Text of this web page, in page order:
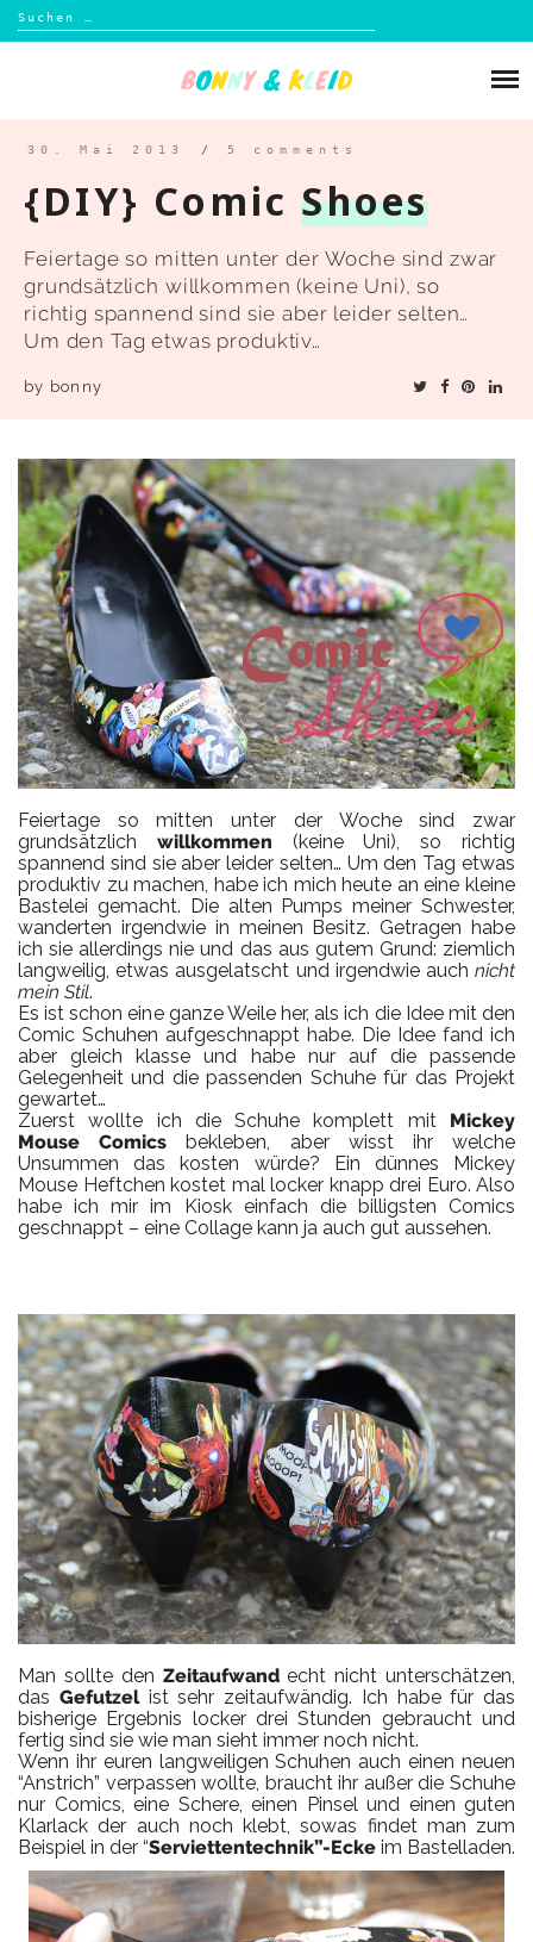
Suchen
nach:
Shop
Kontakt
30. Mai 2013 / 5 comments
{DIY} ComicShoes
Feiertage so mitten unter der Woche sind zwar
grundsätzlich willkommen (keine Uni), so
richtig spannend sind sie aber leider selten…
Um den Tag etwas produktiv…
by bonny
Feiertage so mitten unter der Woche sind zwar
grundsätzlich willkommen (keine Uni), so richtig
spannend sind sie aber leider selten… Um den Tag etwas
produktiv zu machen, habe ich mich heute an eine kleine
Bastelei gemacht. Die alten Pumps meiner Schwester,
wanderten irgendwie in meinen Besitz. Getragen habe
ich sie allerdings nie und das aus gutem Grund: ziemlich
langweilig, etwas ausgelatscht und irgendwie auch nicht
mein Stil.
Es ist schon eine ganze Weile her, als ich die Idee mit den
Comic Schuhen aufgeschnappt habe. Die Idee fand ich
aber gleich klasse und habe nur auf die passende
Gelegenheit und die passenden Schuhe für das Projekt
gewartet…
Zuerst wollte ich die Schuhe komplett mit Mickey
Mouse Comics bekleben, aber wisst ihr welche
Unsummen das kosten würde? Ein dünnes Mickey
Mouse Heftchen kostet mal locker knapp drei Euro. Also
habe ich mir im Kiosk einfach die billigsten Comics
geschnappt – eine Collage kann ja auch gut aussehen.
Man sollte den Zeitaufwandecht nicht unterschätzen,
das Gefutzel ist sehr zeitaufwändig. Ich habe für das
bisherige Ergebnis locker drei Stunden gebraucht und
fertig sind sie wie man sieht immer noch nicht.
Wenn ihr euren langweiligen Schuhen auch einen neuen
“Anstrich” verpassen wollte, braucht ihr außer die Schuhe
nur Comics, eine Schere, einen Pinsel und einen guten
Klarlack der auch noch klebt, sowas findet man zum
Beispiel in der “Serviettentechnik”-Ecke im Bastelladen.